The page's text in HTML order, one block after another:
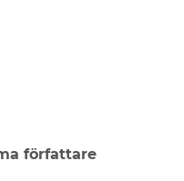
författare